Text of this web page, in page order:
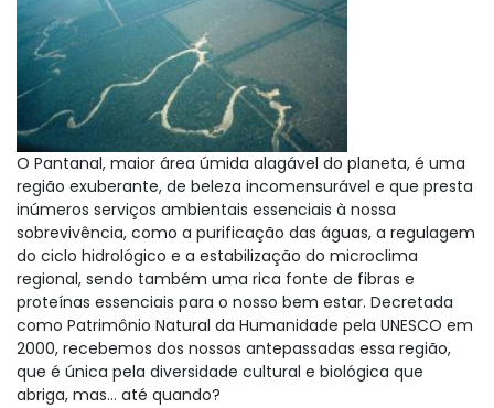
O Pantanal, maior área úmida alagável do planeta, é uma
região exuberante, de beleza incomensurável e que presta
inúmeros serviços ambientais essenciais à nossa
sobrevivência, como a purificação das águas, a regulagem
do ciclo hidrológico e a estabilização do microclima
regional, sendo também uma rica fonte de fibras e
proteínas essenciais para o nosso bem estar. Decretada
como Patrimônio Natural da Humanidade pela UNESCO em
2000, recebemos dos nossos antepassadas essa região,
que é única pela diversidade cultural e biológica que
abriga, mas… até quando?